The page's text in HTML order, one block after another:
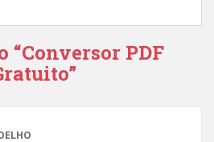
“Conversor PDF